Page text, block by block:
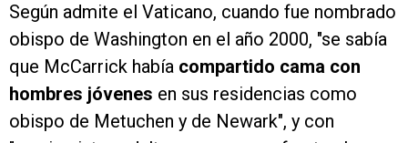
Según admite el Vaticano, cuando fue nombrado
obispo de Washington en el año 2000, "se sabía
que McCarrick había compartido cama con
hombres jóvenes en sus residencias como
obispo de Metuchen y de Newark", y con